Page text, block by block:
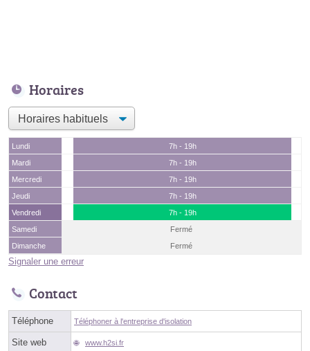
Horaires
Lundi
7h - 19h
Mardi
7h - 19h
Mercredi
7h - 19h
Jeudi
7h - 19h
Vendredi
7h - 19h
Samedi
Fermé
Dimanche
Fermé
Signaler une erreur
Contact
Téléphone Téléphoner à l'entreprise d'isolation
Site web www.h2si.fr